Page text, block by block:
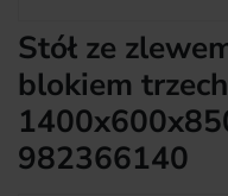
Stół ze
blokiem
982366140